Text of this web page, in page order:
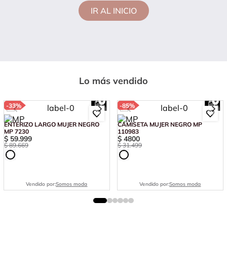
IR AL INICIO
Lo más vendido
-33%
ENTERIZO LARGO MUJER NEGRO
MP 7230
$ 59.999
$ 89.669
Vendido por:Somos moda
-85%
CAMISETA MUJER NEGRO MP
110983
$ 4800
$ 31.499
Vendido por:Somos moda